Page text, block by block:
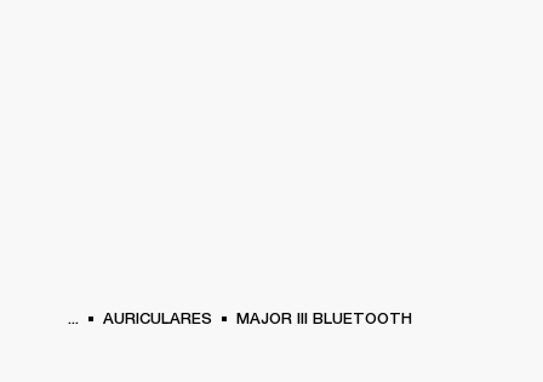
... AURICULARES MAJOR III BLUETOOTH